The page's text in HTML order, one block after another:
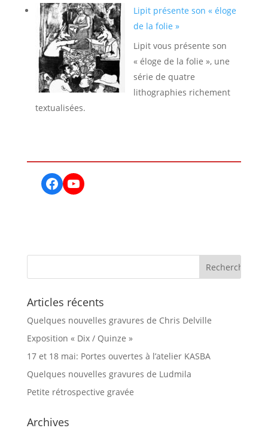
Lipit présente son « éloge
de la folie »
Lipit vous présente son
« éloge de la folie », une
série de quatre
lithographies richement
textualisées.
Facebook
YouTube
Articles récents
Quelques nouvelles gravures de Chris Delville
Exposition « Dix / Quinze »
17 et 18 mai: Portes ouvertes à l’atelier KASBA
Quelques nouvelles gravures de Ludmila
Petite rétrospective gravée
Archives